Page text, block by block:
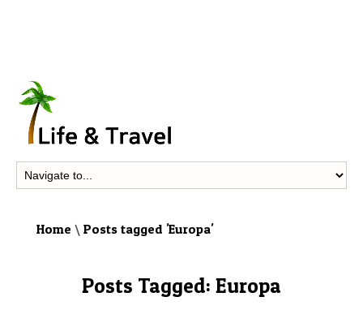
Home \ Posts tagged 'Europa'
Posts Tagged: Europa